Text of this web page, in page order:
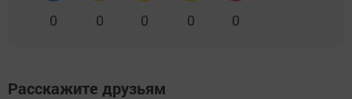
0 0 0 0 0
Расскажите друзьям